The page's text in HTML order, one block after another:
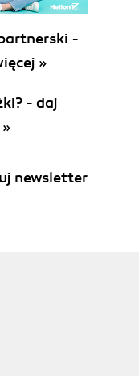
-
»
- daj
newsletter